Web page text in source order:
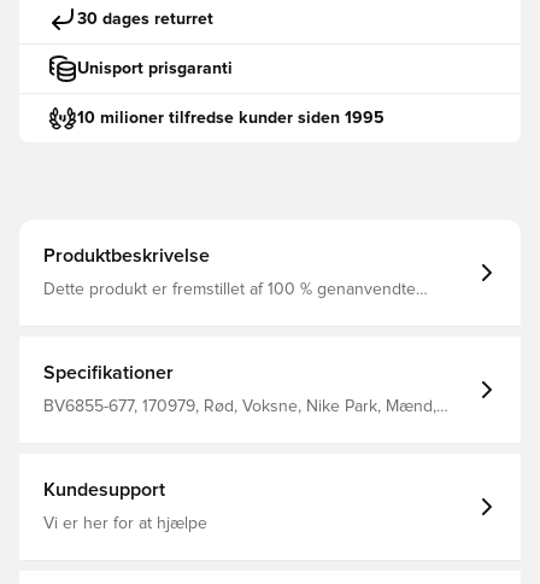
30 dages returret
Unisport prisgaranti
10 milioner tilfredse kunder siden 1995
Produktbeskrivelse
Dette produkt er fremstillet af 100 % genanvendte
bogstaver eller to tal. Perfekt til initialer eller nummer.
Specifikationer
BV6855-677, 170979, Rød, Voksne, Nike Park, Mænd,
Kundesupport
Vi er her for at hjælpe